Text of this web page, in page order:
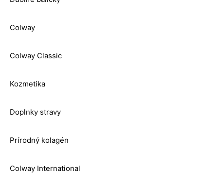
Colway
Colway Classic
Kozmetika
Doplnky stravy
Prírodný kolagén
Colway International